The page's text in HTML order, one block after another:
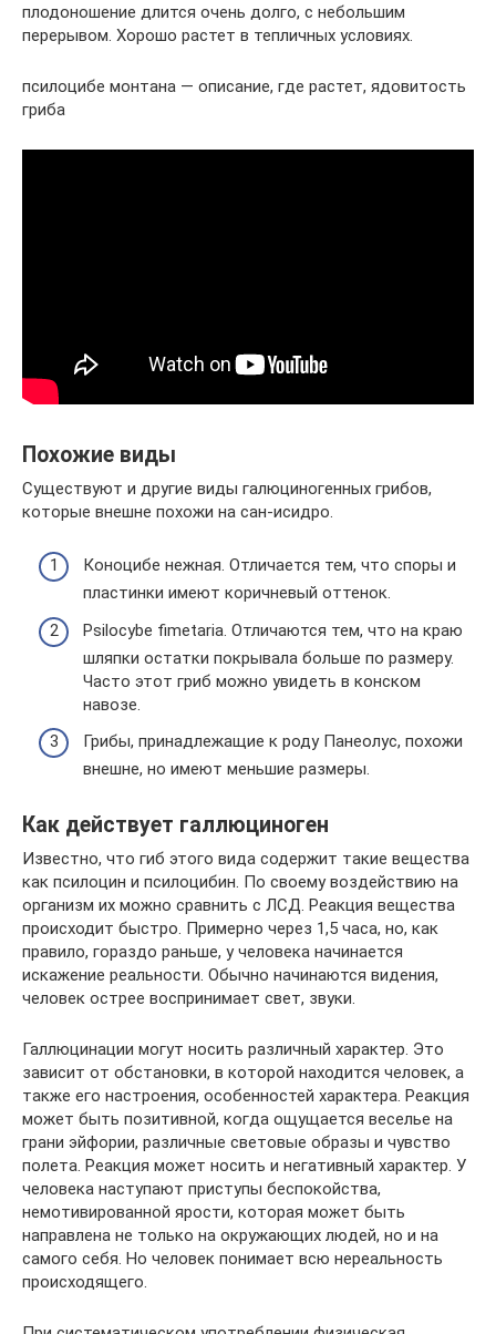
плодоношение длится очень долго, с небольшим
перерывом. Хорошо растет в тепличных условиях.
псилоцибе монтана — описание, где растет, ядовитость
гриба
Похожие виды
Существуют и другие виды галюциногенных грибов,
которые внешне похожи на сан-исидро.
Коноцибе нежная. Отличается тем, что споры и
пластинки имеют коричневый оттенок.
Psilocybe fimetaria. Отличаются тем, что на краю
шляпки остатки покрывала больше по размеру.
Часто этот гриб можно увидеть в конском
навозе.
Грибы, принадлежащие к роду Панеолус, похожи
внешне, но имеют меньшие размеры.
Как действует галлюциноген
Известно, что гиб этого вида содержит такие вещества
как псилоцин и псилоцибин. По своему воздействию на
организм их можно сравнить с ЛСД. Реакция вещества
происходит быстро. Примерно через 1,5 часа, но, как
правило, гораздо раньше, у человека начинается
искажение реальности. Обычно начинаются видения,
человек острее воспринимает свет, звуки.
Галлюцинации могут носить различный характер. Это
зависит от обстановки, в которой находится человек, а
также его настроения, особенностей характера. Реакция
может быть позитивной, когда ощущается веселье на
грани эйфории, различные световые образы и чувство
полета. Реакция может носить и негативный характер. У
человека наступают приступы беспокойства,
немотивированной ярости, которая может быть
направлена не только на окружающих людей, но и на
самого себя. Но человек понимает всю нереальность
происходящего.